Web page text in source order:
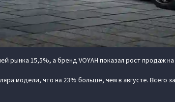
рынка 15,5%, а бренд VOYAH показал рост продаж на
модели, что на 23% больше, чем в августе. Всего